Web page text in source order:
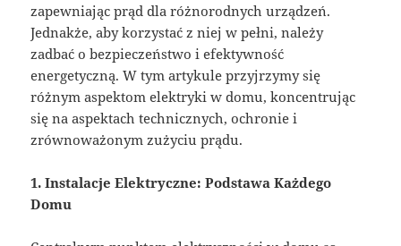
zapewniając prąd dla różnorodnych urządzeń.
Jednakże, aby korzystać z niej w pełni, należy
zadbać o bezpieczeństwo i efektywność
energetyczną. W tym artykule przyjrzymy się
różnym aspektom elektryki w domu, koncentrując
się na aspektach technicznych, ochronie i
zrównoważonym zużyciu prądu.
1. Instalacje Elektryczne: Podstawa Każdego
Domu